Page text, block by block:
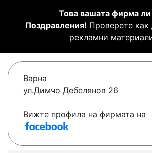
Това вашата фирма
Поздравления! Проверете как
рекламни
Варна
ул.Димчо Дебелянов 26
Вижте профила на фирмата на